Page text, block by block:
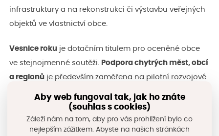
infrastruktury a na rekonstrukci či výstavbu veřejných
objektů ve vlastnictví obce.
Vesnice roku je dotačním titulem pro oceněné obce
ve stejnojmenné soutěži.
Podpora chytrých měst, obcí
a regionů je především zaměřena na pilotní rozvojové
Cílem podprogramuPodpora rozvoje HSOÚje zvýšit
investiční připravenost/absorpční kapacitu obcí
Aby web fungoval tak, jak ho znáte
(souhlas s cookies)
Záleží nám na tom, aby pro vás prohlížení bylo co
nejlepším zážitkem. Abyste na našich stránkách